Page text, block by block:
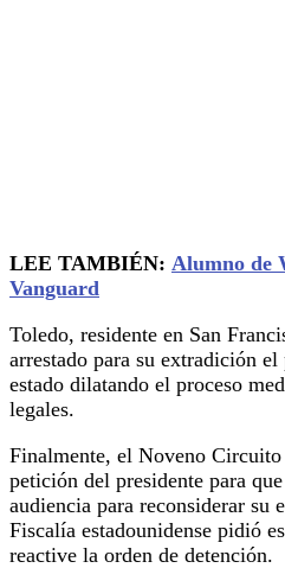
LEE TAMBIÉN: Alumno de
Vanguard
Toledo, residente en San
arrestado para su extradición
estado dilatando el proceso
legales.
Finalmente, el Noveno
petición del presidente para
audiencia para reconsiderar su
Fiscalía estadounidense pidió
reactive la orden de detención.